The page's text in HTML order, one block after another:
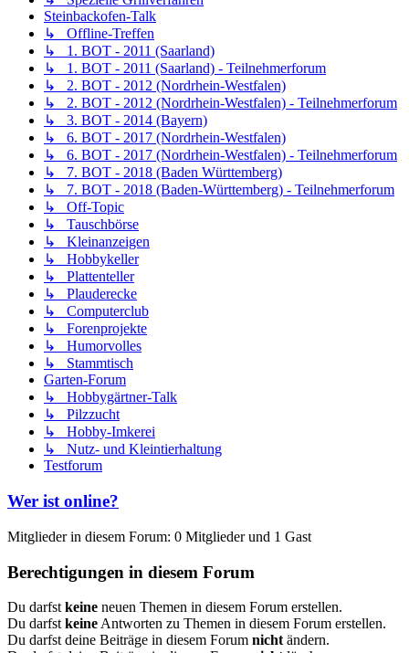
Steinbackofen-Talk
↳ Offline-Treffen
↳ 1. BOT - 2011 (Saarland)
↳ 1. BOT - 2011 (Saarland) - Teilnehmerforum
↳ 2. BOT - 2012 (Nordrhein-Westfalen)
↳ 2. BOT - 2012 (Nordrhein-Westfalen) - Teilnehmerforum
↳ 3. BOT - 2014 (Bayern)
↳ 6. BOT - 2017 (Nordrhein-Westfalen)
↳ 6. BOT - 2017 (Nordrhein-Westfalen) - Teilnehmerforum
↳ 7. BOT - 2018 (Baden Württemberg)
↳ 7. BOT - 2018 (Baden-Württemberg) - Teilnehmerforum
↳ Off-Topic
↳ Tauschbörse
↳ Kleinanzeigen
↳ Hobbykeller
↳ Plattenteller
↳ Plauderecke
↳ Computerclub
↳ Forenprojekte
↳ Humorvolles
↳ Stammtisch
Garten-Forum
↳ Hobbygärtner-Talk
↳ Pilzzucht
↳ Hobby-Imkerei
↳ Nutz- und Kleintierhaltung
Testforum
Wer ist online?
Mitglieder in diesem Forum: 0 Mitglieder und 1 Gast
Berechtigungen in diesem Forum
Du darfst keine neuen Themen in diesem Forum erstellen.
Du darfst keine Antworten zu Themen in diesem Forum erstellen.
Du darfst deine Beiträge in diesem Forum nicht ändern.